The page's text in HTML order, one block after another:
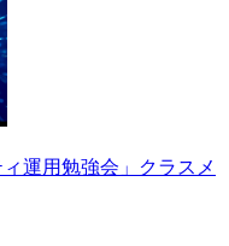
運用勉強会」クラスメ